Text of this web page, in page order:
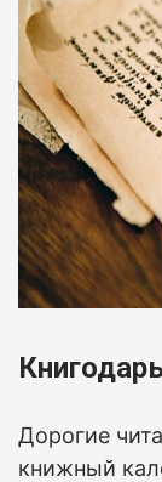
Дорогие
книжный